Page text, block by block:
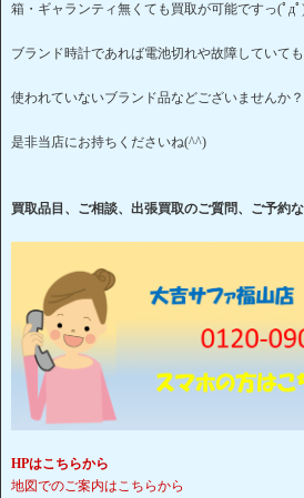
箱・ギャランティ無くても買取が可能ですっ(ﾟдﾟ
ブランド時計であれば電池切れや故障していて
使われていないブランド品などございませんか？
是非当店にお持ちくださいね(^^)
買取品目、ご相談、出張買取のご質問、ご予約
HPはこちらから
地図でのご案内はこちらから